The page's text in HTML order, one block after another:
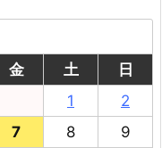
金 土
日
1
2
7 8
9